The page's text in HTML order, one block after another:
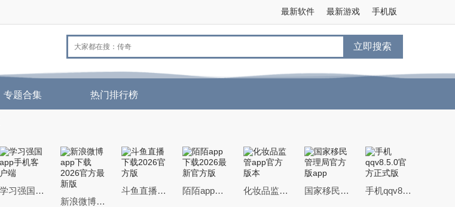
手机版
最新游戏
最新软件
立即搜索
专题合集 热门排行榜
学习强国app手机客户端
新浪微博app下载2026官方最新版
斗鱼直播下载2026官方版 陌陌app下载2026最新官方版 化妆品监管app官方版本 国家移民管理局官方版app 手机qqv8.5.0官方正式版